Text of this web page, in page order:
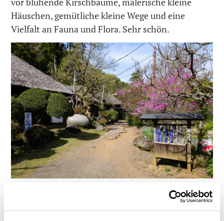
Häuschen, gemütliche kleine Wege und eine
Vielfalt an Fauna und Flora. Sehr schön.